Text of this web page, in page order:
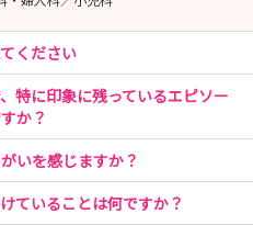
ください
特に印象に残っているエピソー
か？
いを感じますか？
ていることは何ですか？